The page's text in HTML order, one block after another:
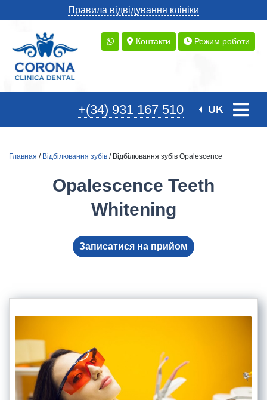
Правила відвідування клініки
Контакти Режим роботи
+(34) 931 167 510 UK
Главная / Відбілювання зубів / Відбілювання зубів Opalescence
Opalescence Teeth
Whitening
Записатися на прийом